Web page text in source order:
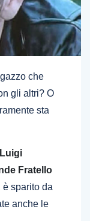
che
gli altri? O
sta
Luigi
Fratello
sparito da
anche le